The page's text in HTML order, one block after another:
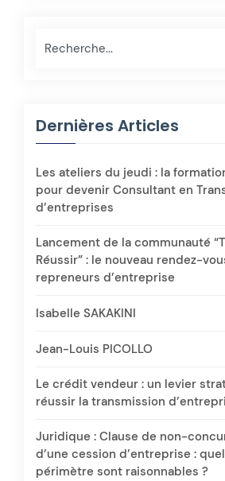
Rechercher
Dernières Articles
Les ateliers du jeudi : la
pour devenir Consultant en
d’entreprises
Lancement de la communauté
Réussir” : le nouveau rendez-
repreneurs d’entreprise
Isabelle SAKAKINI
Jean-Louis PICOLLO
Le crédit vendeur : un levier
réussir la transmission
Juridique : Clause de non-
d’une cession d’entreprise :
périmètre sont raisonnables ?